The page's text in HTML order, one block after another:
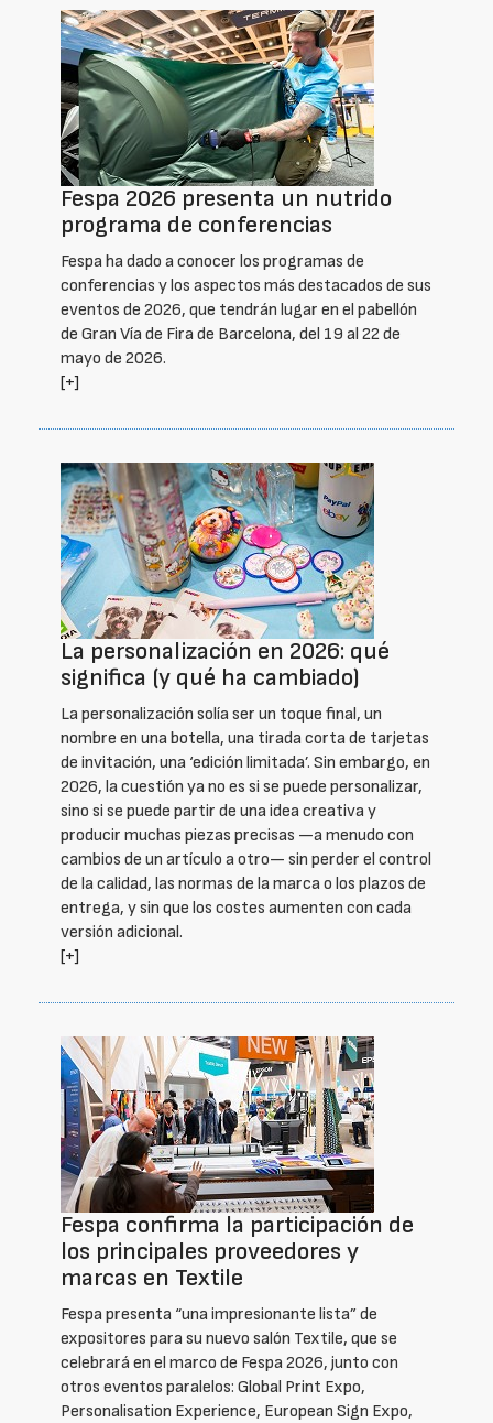
Fespa 2026 presenta un nutrido
programa de conferencias
Fespa ha dado a conocer los programas de
conferencias y los aspectos más destacados de sus
eventos de 2026, que tendrán lugar en el pabellón
de Gran Vía de Fira de Barcelona, del 19 al 22 de
mayo de 2026.
[+]
La personalización en 2026: qué
significa (y qué ha cambiado)
La personalización solía ser un toque final, un
nombre en una botella, una tirada corta de tarjetas
de invitación, una ‘edición limitada’. Sin embargo, en
2026, la cuestión ya no es si se puede personalizar,
sino si se puede partir de una idea creativa y
producir muchas piezas precisas —a menudo con
cambios de un artículo a otro— sin perder el control
de la calidad, las normas de la marca o los plazos de
entrega, y sin que los costes aumenten con cada
versión adicional.
[+]
Fespa confirma la participación de
los principales proveedores y
marcas en Textile
Fespa presenta “una impresionante lista” de
expositores para su nuevo salón Textile, que se
celebrará en el marco de Fespa 2026, junto con
otros eventos paralelos: Global Print Expo,
Personalisation Experience, European Sign Expo,